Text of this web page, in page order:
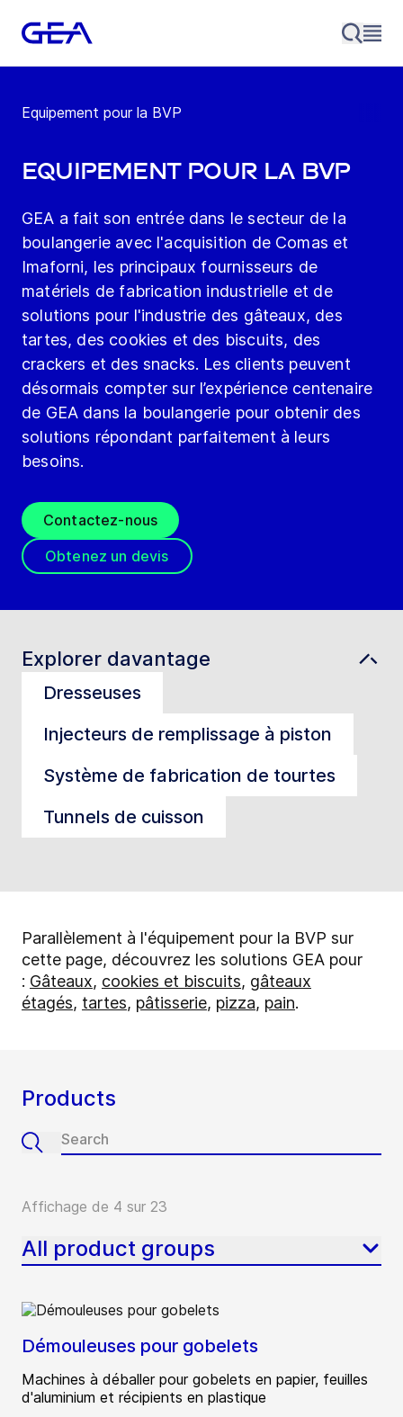
Equipement pour la BVP
Equipement pour la BVP
GEA a fait son entrée dans le secteur de la
boulangerie avec l'acquisition de Comas et
Imaforni, les principaux fournisseurs de
matériels de fabrication industrielle et de
solutions pour l'industrie des gâteaux, des
tartes, des cookies et des biscuits, des
crackers et des snacks. Les clients peuvent
désormais compter sur l’expérience centenaire
de GEA dans la boulangerie pour obtenir des
solutions répondant parfaitement à leurs
besoins.
Contactez-nous
Obtenez un devis
Explorer davantage
Dresseuses
Injecteurs de remplissage à piston
Système de fabrication de tourtes
Tunnels de cuisson
Parallèlement à l'équipement pour la BVP sur
cette page, découvrez les solutions GEA pour
: Gâteaux, cookies et biscuits, gâteaux
étagés, tartes, pâtisserie, pizza, pain.
Products
Affichage de 4 sur 23
All product groups
Démouleuses pour gobelets
Machines à déballer pour gobelets en papier, feuilles
d'aluminium et récipients en plastique